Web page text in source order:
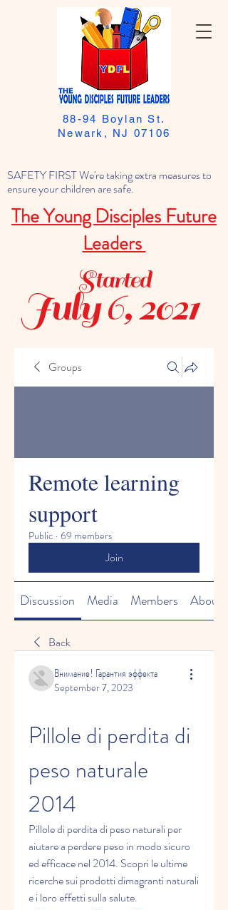
SAFETY FIRST We're taking extra measures to
ensure your children are safe.
The Young Disciples Future
Leaders
88-94 Boylan St.
Newark, NJ 07106
July 6, 2021
Started
Groups
Remote learning
support
Public · 69 members
Join
Discussion Media Members About
Back
Внимание! Гарантия эффекта
September 7, 2023
Pillole di perdita di
peso naturale
2014
Pillole di perdita di peso naturali per
aiutare a perdere peso in modo sicuro
ed efficace nel 2014. Scopri le ultime
ricerche sui prodotti dimagranti naturali
e i loro effetti sulla salute.